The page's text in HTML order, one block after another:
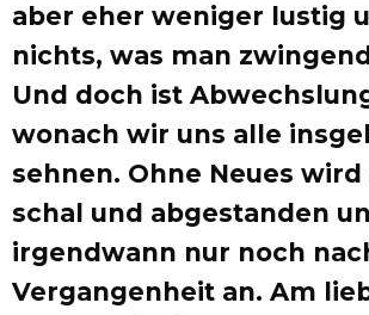
aber eher weniger lustig
nichts, was man
Und doch ist
wonach wir uns alle
sehnen. Ohne Neues wird
schal und abgestanden
irgendwann nur noch
Vergangenheit an. Am